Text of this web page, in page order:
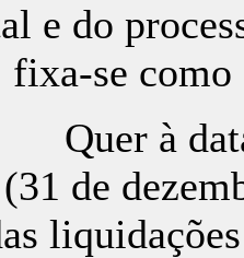
e do
fixa-se como
à data da
de